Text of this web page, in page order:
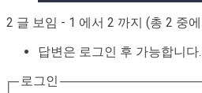
2 글 보임 - 1 에서 2 까지 (총 2 중
답변은 로그인 후 가능합니다.
로그인